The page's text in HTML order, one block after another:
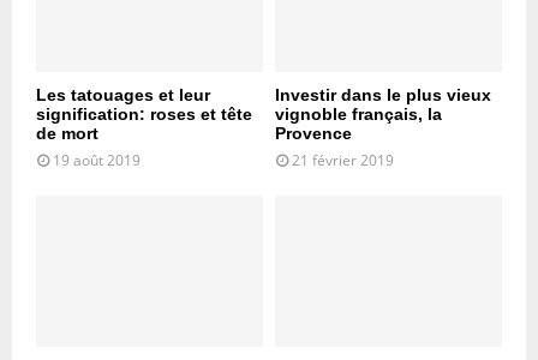
Les tatouages et leur
signification: roses et tête
de mort
19 août 2019
Investir dans le plus vieux
vignoble français, la
Provence
21 février 2019